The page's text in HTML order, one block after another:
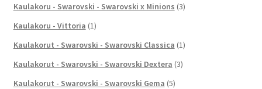
Kaulakoru - Swarovski - Swarovski x Minions (3)
Kaulakoru - Vittoria (1)
Kaulakorut - Swarovski - Swarovski Classica (1)
Kaulakorut - Swarovski - Swarovski Dextera (3)
Kaulakorut - Swarovski - Swarovski Gema (5)